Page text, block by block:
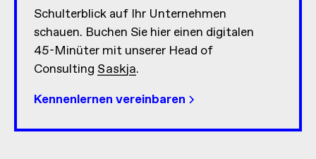
Schulterblick auf Ihr Unternehmen
schauen. Buchen Sie hier einen digitalen
45-Minüter mit unserer Head of
Consulting Saskja.
Kennenlernen vereinbaren